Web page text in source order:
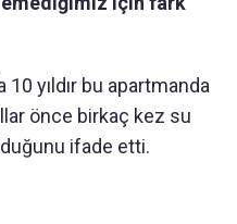
yıldır bu apartmanda
önce birkaç kez su
ifade etti.